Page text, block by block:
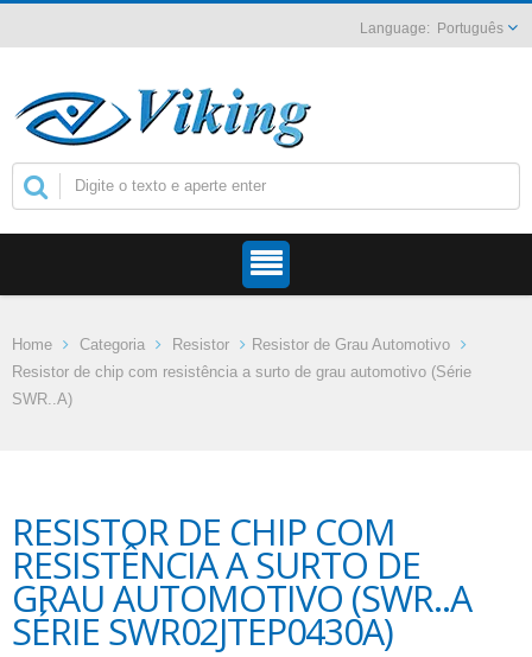
Português
Home Categoria Resistor
Resistor de Grau Automotivo
Resistor de chip com resistência a surto de grau automotivo (Série
SWR..A)
RESISTOR DE CHIP COM
RESISTÊNCIA A SURTO DE
GRAU AUTOMOTIVO (SWR..A
SÉRIE SWR02JTEP0430A)